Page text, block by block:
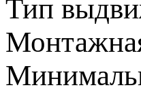
Тип